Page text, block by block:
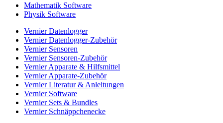
Mathematik Software
Physik Software
Vernier Datenlogger
Vernier Datenlogger-Zubehör
Vernier Sensoren
Vernier Sensoren-Zubehör
Vernier Apparate & Hilfsmittel
Vernier Apparate-Zubehör
Vernier Literatur & Anleitungen
Vernier Software
Vernier Sets & Bundles
Vernier Schnäppchenecke